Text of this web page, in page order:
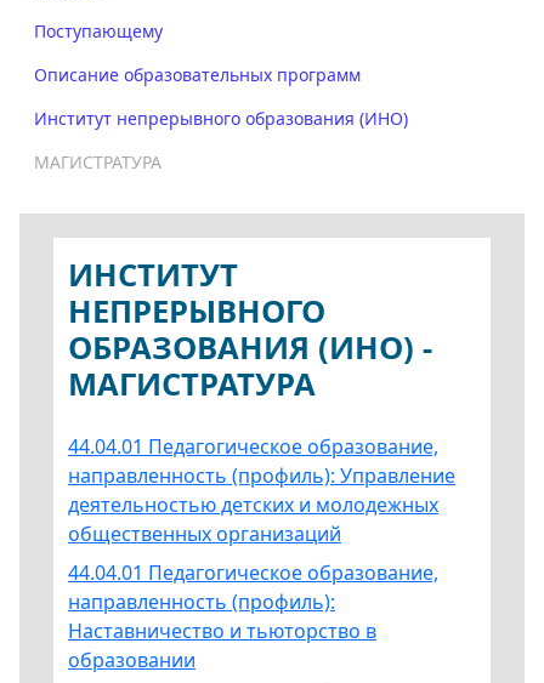
Поступающему
Описание образовательных программ
Институт непрерывного образования (ИНО)
МАГИСТРАТУРА
ИНСТИТУТ
НЕПРЕРЫВНОГО
ОБРАЗОВАНИЯ (ИНО) -
МАГИСТРАТУРА
44.04.01 Педагогическое образование,
направленность (профиль): Управление
деятельностью детских и молодежных
общественных организаций
44.04.01 Педагогическое образование,
направленность (профиль):
Наставничество и тьюторство в
образовании